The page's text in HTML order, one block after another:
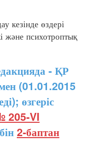
кезінде өздері
және психотроптық
- ҚР
(01.01.2015
өзгеріс
205-VI
2-баптан